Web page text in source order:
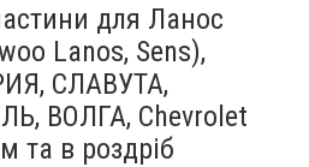
для Ланос
Lanos, Sens),
СЛАВУТА,
ВОЛГА, Chevrolet
та в роздріб